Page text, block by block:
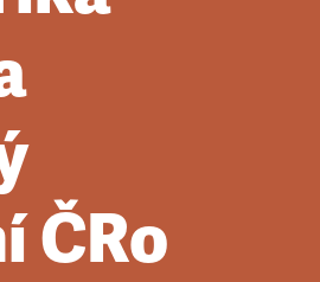
ČRo